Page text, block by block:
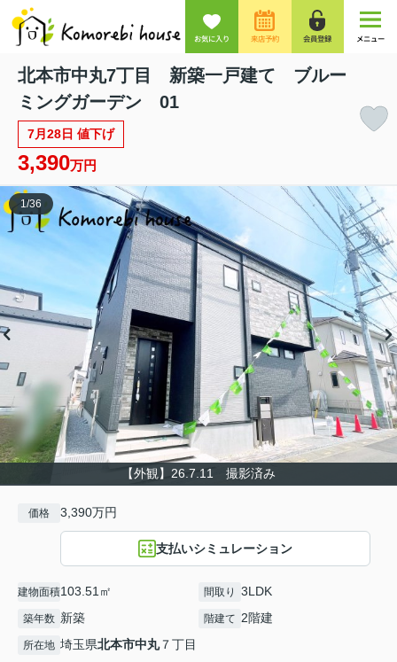
お気に入り 来店予約 会員登録 メニュー
北本市中丸7丁目 新築一戸建て ブルー
ミングガーデン 01
7月28日 値下げ
3,390万円
【外観】26.7.11 撮影済み
1 /36
価格 3,390万円
支払いシミュレーション
建物面積103.51㎡ 間取り 3LDK
築年数 新築 階建て 2階建
所在地 埼玉県北本市中丸７丁目